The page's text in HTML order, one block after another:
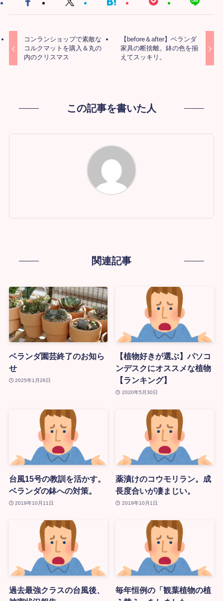
コンランショップで素敵な
コルクマットを購入＆丸の
内のクリスマス
【before＆after】ベランダ
家具の断捨離。鉢の色を揃
えてスッキリ。
この記事を書いた人
関連記事
ベランダ園芸終了のお知ら
せ
2025年1月26日
【植物好きが選ぶ】パソコ
ンデスクにオススメな植物
【ランキング】
2020年5月30日
台風15号の教訓を活かす。
ベランダの鉢への対策。
2019年10月11日
薬漬けのコウモリラン。成
長度合いが凄まじい。
2019年10月1日
過去最強クラスの台風後、
毎年恒例の「観葉植物の植